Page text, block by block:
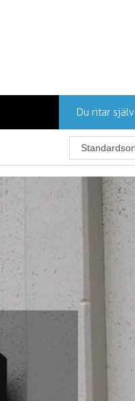
Du ritar själv